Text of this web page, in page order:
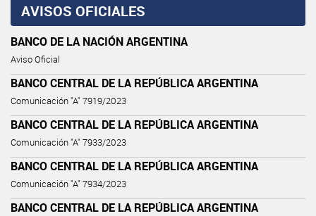
AVISOS OFICIALES
BANCO DE LA NACIÓN ARGENTINA
Aviso Oficial
BANCO CENTRAL DE LA REPÚBLICA ARGENTINA
Comunicación "A" 7919/2023
BANCO CENTRAL DE LA REPÚBLICA ARGENTINA
Comunicación "A" 7933/2023
BANCO CENTRAL DE LA REPÚBLICA ARGENTINA
Comunicación "A" 7934/2023
BANCO CENTRAL DE LA REPÚBLICA ARGENTINA